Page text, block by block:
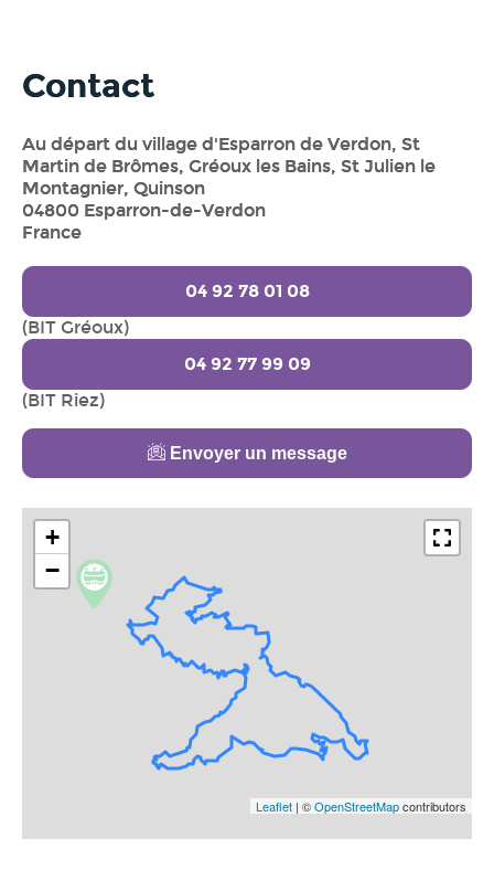
Contact
Au départ du village d'Esparron de Verdon, St
Martin de Brômes, Gréoux les Bains, St Julien le
Montagnier, Quinson
04800 Esparron-de-Verdon
France
04 92 78 01 08
(BIT Gréoux)
04 92 77 99 09
(BIT Riez)
Envoyer un message
+
−
Leaflet | ©OpenStreetMapcontributors